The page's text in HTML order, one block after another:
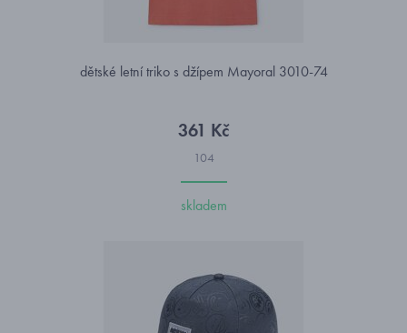
dětské letní triko s džípem Mayoral 3010-74
361 Kč
104
skladem